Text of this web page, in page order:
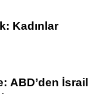
Kadınlar
ABD’den İsrail